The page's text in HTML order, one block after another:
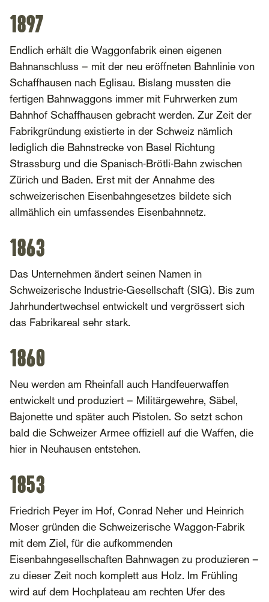
1897
Endlich erhält die Waggonfabrik einen eigenen
Bahnanschluss – mit der neu eröffneten Bahnlinie von
Schaffhausen nach Eglisau. Bislang mussten die
fertigen Bahnwaggons immer mit Fuhrwerken zum
Bahnhof Schaffhausen gebracht werden. Zur Zeit der
Fabrikgründung existierte in der Schweiz nämlich
lediglich die Bahnstrecke von Basel Richtung
Strassburg und die Spanisch-Brötli-Bahn zwischen
Zürich und Baden. Erst mit der Annahme des
schweizerischen Eisenbahngesetzes bildete sich
allmählich ein umfassendes Eisenbahnnetz.
1863
Das Unternehmen ändert seinen Namen in
Schweizerische Industrie-Gesellschaft (SIG). Bis zum
Jahrhundertwechsel entwickelt und vergrössert sich
das Fabrikareal sehr stark.
1860
Neu werden am Rheinfall auch Handfeuerwaffen
entwickelt und produziert – Militärgewehre, Säbel,
Bajonette und später auch Pistolen. So setzt schon
bald die Schweizer Armee offiziell auf die Waffen, die
hier in Neuhausen entstehen.
1853
Friedrich Peyer im Hof, Conrad Neher und Heinrich
Moser gründen die Schweizerische Waggon-Fabrik
mit dem Ziel, für die aufkommenden
Eisenbahngesellschaften Bahnwagen zu produzieren –
zu dieser Zeit noch komplett aus Holz. Im Frühling
wird auf dem Hochplateau am rechten Ufer des